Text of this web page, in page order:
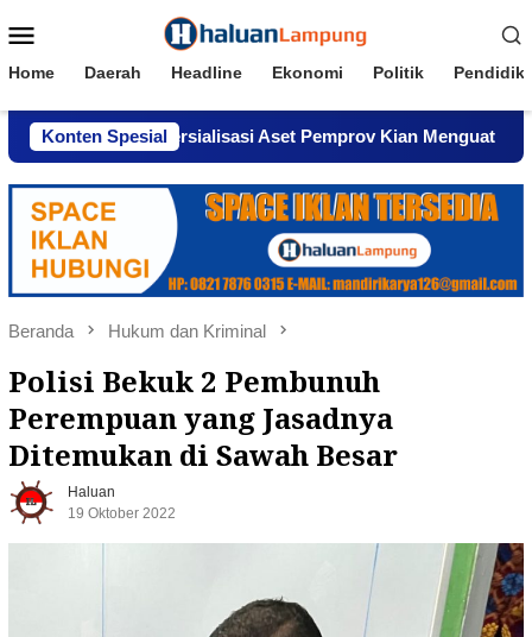
ke
Mobile
Home Daerah Headline Ekonomi Politik
Konten Spesial
Komersialisasi Aset Pemprov Kian Menguat AWPI
Beranda Hukum dan Kriminal
Polisi Bekuk 2 Pembunuh
Perempuan yang Jasadnya
Ditemukan di Sawah Besar
Haluan
19 Oktober 2022